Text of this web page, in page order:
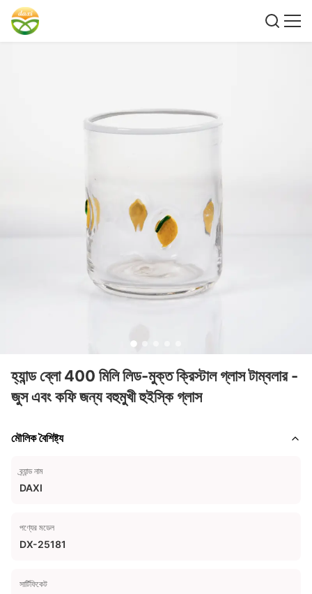
হ্যান্ড ব্লো 400 মিলি লিড-মুক্ত ক্রিস্টাল গ্লাস টাম্বলার -
জুস এবং কফি জন্য বহুমুখী হুইস্কি গ্লাস
মৌলিক বৈশিষ্ট্য
ব্র্যান্ড নাম
DAXI
পণ্যের মডেল
DX-25181
সার্টিফিকেট